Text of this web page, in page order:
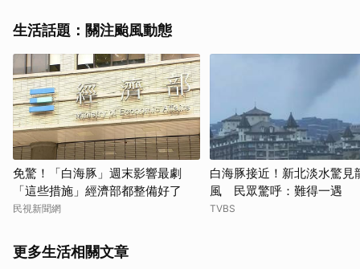
生活話題：關注颱風動態
免驚！「白海豚」週末影響最劇
「這些措施」經濟部都整備好了
民視新聞網
白海豚接近！新北淡水驚見
風 民眾驚呼：難得一遇
TVBS
更多生活相關文章